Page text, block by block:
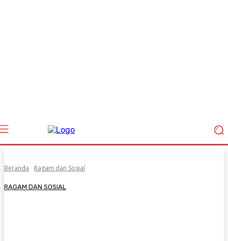
Beranda Ragam dan Sosial
RAGAM DAN SOSIAL